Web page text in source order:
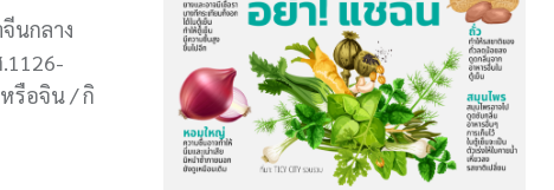
นกลาง
รือจิน / กิ